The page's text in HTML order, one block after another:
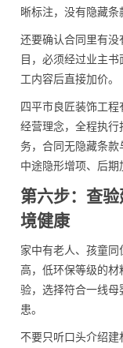
晰标注，没有隐藏条
还要确认合同里有
目，必须经过业主
工内容后直接加价。
四平市良匠装饰工程
经营理念，全程执
务，合同无隐藏条
中途隐形增项、后期
第六步：查
境健康
家中有老人、孩童
高，低环保等级的
验，选择符合一线
患。
不要只听口头介绍